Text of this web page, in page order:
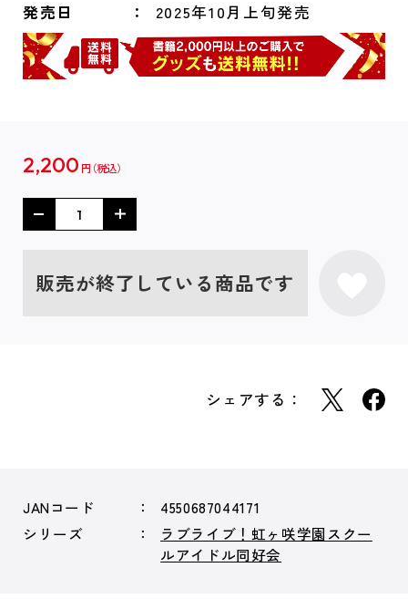
発売日 2025年10月上旬発売
2,200 円
販売が終了している商品です
シェアする：
JANコード
4550687044171
シリーズ
ラブライブ！虹ヶ咲学園スクー
ルアイドル同好会